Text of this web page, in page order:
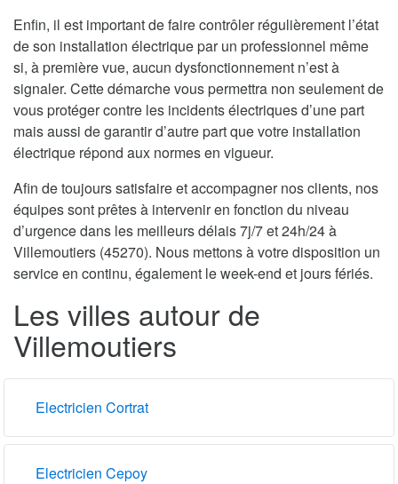
Enfin, il est important de faire contrôler régulièrement l’état
de son installation électrique par un professionnel même
si, à première vue, aucun dysfonctionnement n’est à
signaler. Cette démarche vous permettra non seulement de
vous protéger contre les incidents électriques d’une part
mais aussi de garantir d’autre part que votre installation
électrique répond aux normes en vigueur.
Afin de toujours satisfaire et accompagner nos clients, nos
équipes sont prêtes à intervenir en fonction du niveau
d’urgence dans les meilleurs délais 7j/7 et 24h/24 à
Villemoutiers (45270). Nous mettons à votre disposition un
service en continu, également le week-end et jours fériés.
Les villes autour de
Villemoutiers
Electricien Cortrat
Electricien Cepoy